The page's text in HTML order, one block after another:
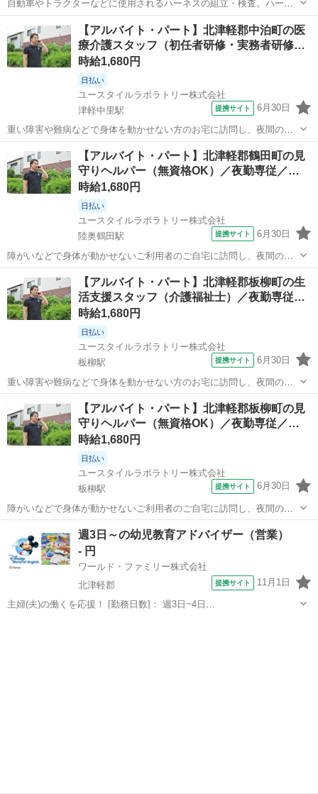
自動車やトラクターなどに使用されるハーネスの組立・検査。ハーネ
スは非常に軽いので安心です。大きめの板にハーネスを組付ける作
業、組付けたハーネスをテープでぐるぐる巻きに束ねる作業、製品が
水でショートしないように覆う作業など様々...
北津軽郡 板柳駅 工場
【アルバイト・パート】北津軽郡中泊町の医
療介護スタッフ（初任者研修・実務者研修…
時給1,680円
日払い
ユースタイルラボラトリー株式会社
津軽中里駅
提携サイト 6月30日
重い障害や難病などで身体を動かせない方のお宅に訪問し、夜間の見
守りケアを行うお仕事です。もちろん直行直帰OK。 【サービス】 訪
問介護（夜勤） 【仕事内容】 主なお仕事は高齢者・障がいのある方の
就寝時の見守りがメインのお...
北津軽郡 津軽中里駅 介護
【アルバイト・パート】北津軽郡鶴田町の見
守りヘルパー（無資格OK）／夜勤専従／…
時給1,680円
日払い
ユースタイルラボラトリー株式会社
陸奥鶴田駅
提携サイト 6月30日
障がいなどで身体が動かせないご利用者のご自宅に訪問し、夜間の見
守りケアを行う訪問介護のお仕事です。もちろん直行直帰OK。 【サ
ービス】 訪問介護（夜勤） 【仕事内容】 ご利用者が寝た後の見守り
がメインの訪問介護のお仕事で...
北津軽郡 陸奥鶴田駅 介護
【アルバイト・パート】北津軽郡板柳町の生
活支援スタッフ（介護福祉士）／夜勤専従…
時給1,680円
日払い
ユースタイルラボラトリー株式会社
板柳駅
提携サイト 6月30日
重い障害や難病などで身体を動かせない方のお宅に訪問し、夜間の見
守りケアを行うお仕事です。もちろん直行直帰OK。 【サービス】 訪
問介護（夜勤） 【仕事内容】 ALSなどの難病の方や、さまざまな障が
いがあるご利用者の就寝時...
北津軽郡 板柳駅 その他
【アルバイト・パート】北津軽郡板柳町の見
守りヘルパー（無資格OK）／夜勤専従／…
時給1,680円
日払い
ユースタイルラボラトリー株式会社
板柳駅
提携サイト 6月30日
障がいなどで身体が動かせないご利用者のご自宅に訪問し、夜間の見
守りケアを行う訪問介護のお仕事です。もちろん直行直帰OK。 【サ
ービス】 訪問介護（夜勤） 【仕事内容】 ご利用者が寝た後の見守り
がメインの訪問介護のお仕事で...
北津軽郡 板柳駅 介護
週3日～の幼児教育アドバイザー（営業）
- 円
ワールド・ファミリー株式会社
北津軽郡
提携サイト 11月1日
主婦(夫)の働くを応援！ [勤務日数]： 週3日~4日